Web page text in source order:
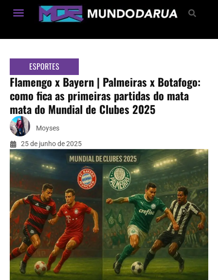
ESPORTES
Flamengo x Bayern | Palmeiras x Botafogo:
como fica as primeiras partidas do mata
mata do Mundial de Clubes 2025
Moyses
25 de junho de 2025